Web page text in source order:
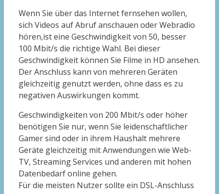
Wenn Sie über das Internet fernsehen wollen,
sich Videos auf Abruf anschauen oder Webradio
hören,ist eine Geschwindigkeit von 50, besser
100 Mbit/s die richtige Wahl. Bei dieser
Geschwindigkeit können Sie Filme in HD ansehen.
Der Anschluss kann von mehreren Geräten
gleichzeitig genutzt werden, ohne dass es zu
negativen Auswirkungen kommt.
Geschwindigkeiten von 200 Mbit/s oder höher
benötigen Sie nur, wenn Sie leidenschaftlicher
Gamer sind oder in ihrem Haushalt mehrere
Geräte gleichzeitig mit Anwendungen wie Web-
TV, Streaming Services und anderen mit hohen
Datenbedarf online gehen.
Für die meisten Nutzer sollte ein DSL-Anschluss